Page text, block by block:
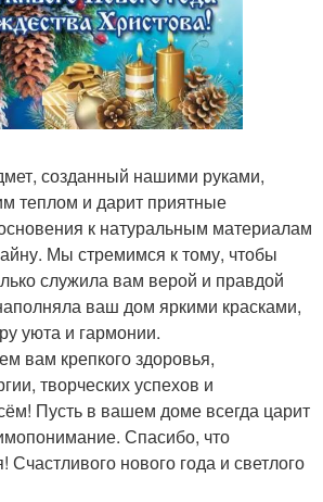
созданный нашими руками,
теплом и дарит приятные
к натуральным материалам
Мы стремимся к тому, чтобы
служила вам верой и правдой
ваш дом яркими красками,
уюта и гармонии.
вам крепкого здоровья,
творческих успехов и
Пусть в вашем доме всегда царит
Спасибо, что
Счастливого нового года и светлого